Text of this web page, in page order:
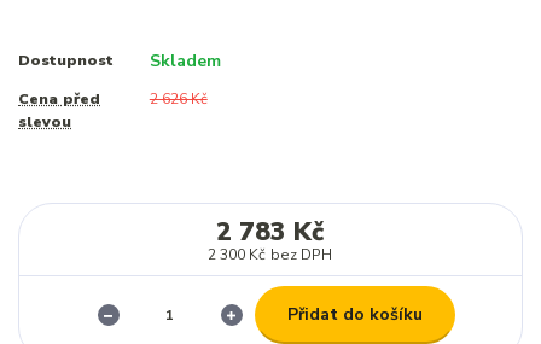
Dostupnost Skladem
Cena před
slevou
2 626 Kč
2 783 Kč
2 300 Kč bez DPH
Přidat do košíku